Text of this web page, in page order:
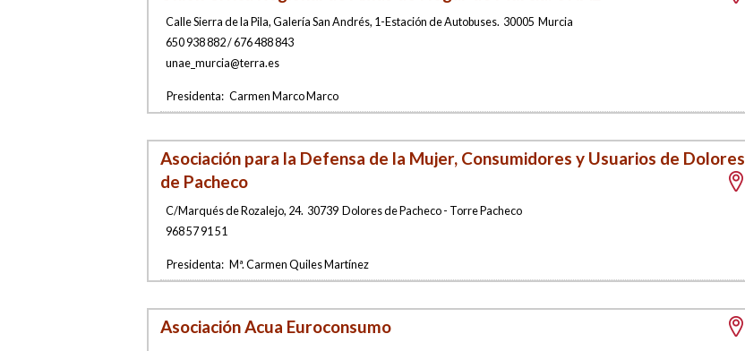
Calle Sierra de la Pila, Galería San Andrés, 1-Estación de Autobuses. 30005 Murcia
650 938 882 / 676 488 843
unae_murcia@terra.es
Presidenta:Carmen Marco Marco
Asociación para la Defensa de la Mujer, Consumidores y Usuarios de Dolores
de Pacheco
C/Marqués de Rozalejo, 24. 30739 Dolores de Pacheco - Torre Pacheco
968 57 91 51
Presidenta:Mª. Carmen Quiles Martínez
Asociación Acua Euroconsumo